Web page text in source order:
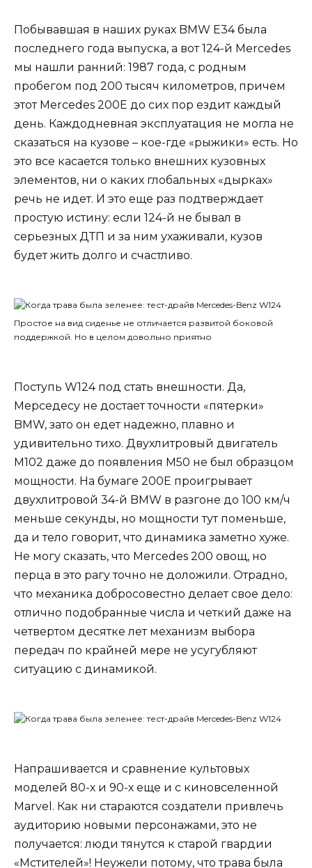
Побывавшая в наших руках BMW Е34 была
последнего года выпуска, а вот 124-й Mercedes
мы нашли ранний: 1987 года, с родным
пробегом под 200 тысяч километров, причем
этот Mercedes 200Е до сих пор ездит каждый
день. Каждодневная эксплуатация не могла не
сказаться на кузове – кое-где «рыжики» есть. Но
это все касается только внешних кузовных
элементов, ни о каких глобальных «дырках»
речь не идет. И это еще раз подтверждает
простую истину: если 124-й не бывал в
серьезных ДТП и за ним ухаживали, кузов
будет жить долго и счастливо.
Простое на вид сиденье не отличается развитой боковой
поддержкой. Но в целом довольно приятно
Поступь W124 под стать внешности. Да,
Мерседесу не достает точности «пятерки»
BMW, зато он едет надежно, плавно и
удивительно тихо. Двухлитровый двигатель
М102 даже до появления М50 не был образцом
мощности. На бумаге 200Е проигрывает
двухлитровой 34-й BMW в разгоне до 100 км/ч
меньше секунды, но мощности тут поменьше,
да и тело говорит, что динамика заметно хуже.
Не могу сказать, что Mercedes 200 овощ, но
перца в это рагу точно не доложили. Отрадно,
что механика добросовестно делает свое дело:
отлично подобранные числа и четкий даже на
четвертом десятке лет механизм выбора
передач по крайней мере не усугубляют
ситуацию с динамикой.
Напрашивается и сравнение культовых
моделей 80-х и 90-х еще и с киновселенной
Marvel. Как ни стараются создатели привлечь
аудиторию новыми персонажами, это не
получается: люди тянутся к старой гвардии
«Мстителей»! Неужели потому, что трава была